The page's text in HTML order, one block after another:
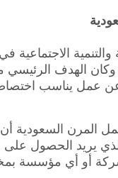
الهدف
عمل يناسب
المرن السعودية
يريد الحصول
أو أي مؤسسة